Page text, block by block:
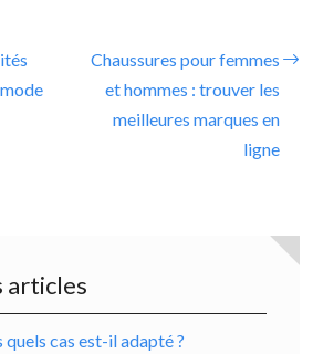
Chaussures pour femmes
et hommes : trouver les
meilleures marques en
ligne
articles
cas est-il adapté ?